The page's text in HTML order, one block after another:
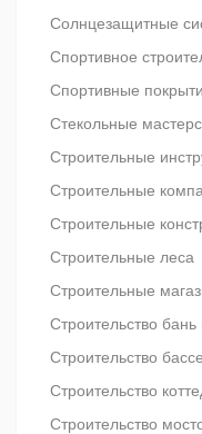
Солнцезащитные
Спортивное
Спортивные
Стекольные
Строительные
Строительные
Строительные
Строительные леса
Строительные
Строительство бань
Строительство
Строительство
Строительство